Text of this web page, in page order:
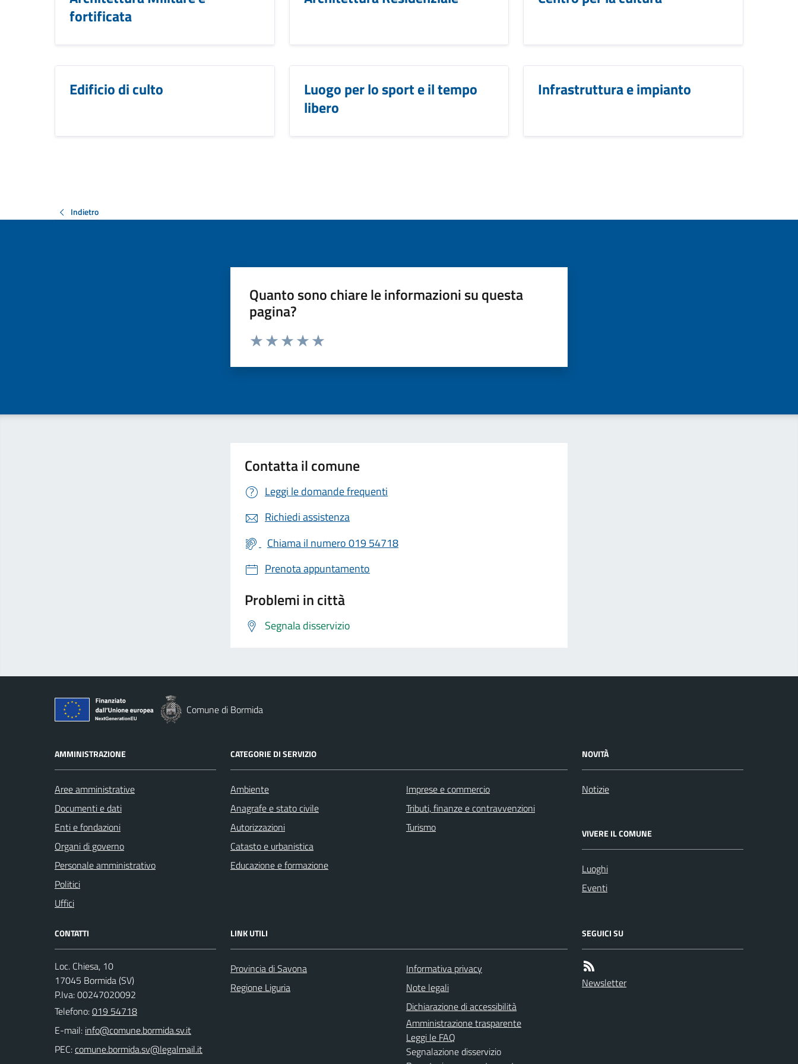
fortificata
Edificio di culto
Luogo per lo sport e il tempo
libero
Infrastruttura e impianto
Indietro
Quanto sono chiare le informazioni su questa
pagina?
Valuta da 1 a 5 stelle la pagina
Contatta il comune
Leggi le domande frequenti
Richiedi assistenza
Chiama il numero 019 54718
Prenota appuntamento
Problemi in città
Segnala disservizio
Comune di Bormida
AMMINISTRAZIONE
Aree amministrative
Documenti e dati
Enti e fondazioni
Organi di governo
Personale amministrativo
Politici
Uffici
CATEGORIE DI SERVIZIO
Ambiente
Anagrafe e stato civile
Autorizzazioni
Catasto e urbanistica
Educazione e formazione
Imprese e commercio
Tributi, finanze e contravvenzioni
Turismo
NOVITÀ
Notizie
VIVERE IL COMUNE
Luoghi
Eventi
CONTATTI
Loc. Chiesa, 10
17045 Bormida (SV)
P.Iva: 00247020092
Telefono:019 54718
E-mail:
PEC:
LINK UTILI
Provincia di Savona
Regione Liguria
Informativa privacy
Note legali
Dichiarazione di accessibilità
Amministrazione trasparente
Leggi le FAQ
Segnalazione disservizio
SEGUICI SU
Newsletter